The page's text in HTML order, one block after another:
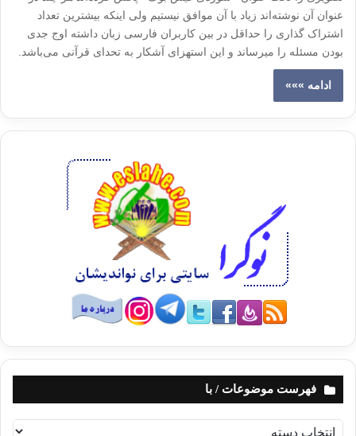
عنوان آن نوشته‌اند زیاد با آن موافق نیستیم ولی اینکه بیشترین تعداد
اشتراک گذاری را حداقل در بین کاربران فارسی زبان داشته اوج جدی
بودن مسئله را میرساند و این استهزای آشکار به تحدای قرآنی می‌باشد.
ادامه »»»
فهرست موضوعات / با